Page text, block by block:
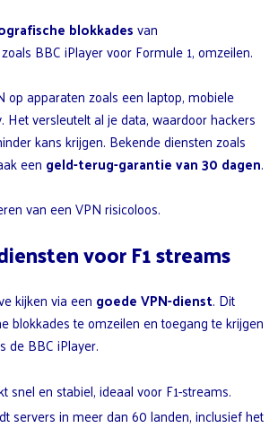
blokkadesvan
BBC iPlayer voor Formule 1, omzeilen.
op apparaten zoals een laptop, mobiele
Het versleutelt al je data, waardoor hackers
kans krijgen. Bekende diensten zoals
een geld-terug-garantie van 30 dagen.
van een VPN risicoloos.
voor F1 streams
kijken via een goede VPN-dienst. Dit
blokkades te omzeilen en toegang te krijgen
de BBC iPlayer.
snel en stabiel, ideaal voor F1-streams.
servers in meer dan 60 landen, inclusief het